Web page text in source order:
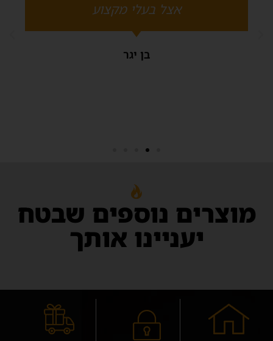
סוג קמין
אצל בעלי מקצוע
בן יגר
מוצרים נוספים שבטח
יעניינו אותך